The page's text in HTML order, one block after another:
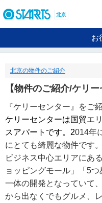
ー
移
リ
ダ
北京
お
北京の物件のご紹介
【物件のご紹介/ケリー
『ケリーセンター』をご
ケリーセンターは国貿エ
スアパートです。 2014年
にとても綺麗な物件です
ビジネス中心エリアにあ
ョッピングモール」「 5つ
一体の開発となっていて
から出なくでもグルメ、